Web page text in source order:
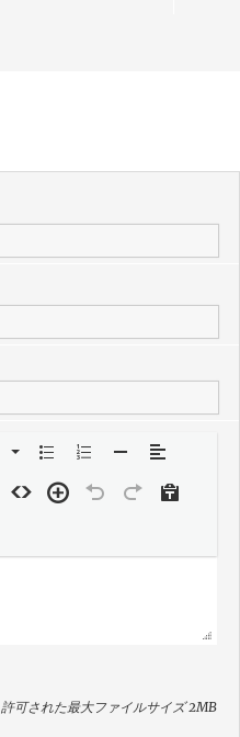
許可された最大ファイルサイズ 2MB